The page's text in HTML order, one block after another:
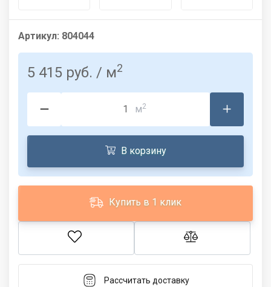
Артикул: 804044
5 415 руб. / м2
м2
В корзину
Купить в 1 клик
Рассчитать доставку